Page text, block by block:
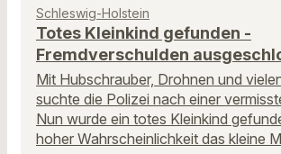
Schleswig-Holstein
Totes Kleinkind gefunden -
Fremdverschulden
Mit Hubschrauber, Drohnen und
suchte die Polizei nach einer
Nun wurde ein totes Kleinkind
hoher Wahrscheinlichkeit das kleine